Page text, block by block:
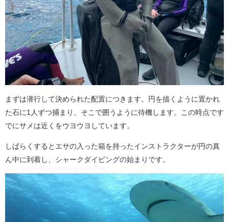
まずは潜行して決められた配置につきます。円を描くように置かれ
た石に1人ずつ捕まり、そこで囲うように待機します。この時点です
でにサメは近くをウヨウヨしています。
しばらくするとエサの入った箱を持ったインストラクターが円の真
ん中に到着し、シャークダイビングの始まりです。